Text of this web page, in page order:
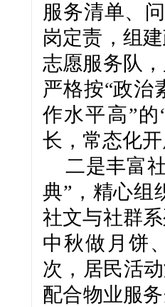
服务清单、
岗定责，组
志愿服务队
严格按“政治
作水平高”
长，常态化
二是丰富
典”，精心组
社文与社群
中秋做月饼
次，居民活
配合物业服